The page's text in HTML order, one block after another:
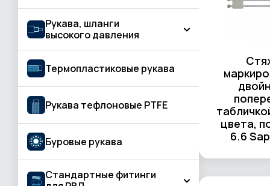
Рукава для подачи газа, газовой резки
и сварки
Бетон и штукатурная обработка
Вода и жидкость
Воздух
Газосварка
Горячая вода, пар
Рукава, шланги
высокого давления
КЛАСС BASIC
КЛАСС PROFESSIONAL
КЛАСС STANDARD
Термопластиковые рукава
Рукава тефлоновые PTFE
Буровые рукава
Стандартные фитинги
цвета,
6.6